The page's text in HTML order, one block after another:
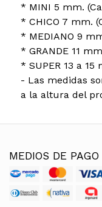
* MINI 5 mm.
* CHICO 7 mm.
* MEDIANO 9
* GRANDE 11
* SUPER 13 a 15
- Las medidas
a la altura del
MEDIOS DE PAGO